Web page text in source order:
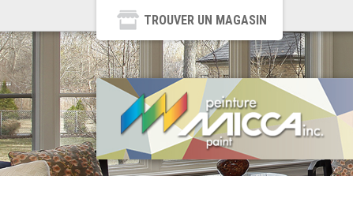
TROUVER UN MAGASIN